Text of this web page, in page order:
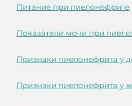
Питание при пиелонефрите
Показатели мочи при
Признаки пиелонефрита у
Признаки пиелонефрита у